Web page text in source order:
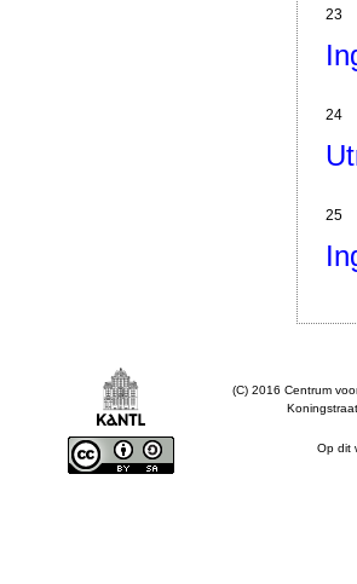
23
24
25
(C) 2016 Centrum
Op dit